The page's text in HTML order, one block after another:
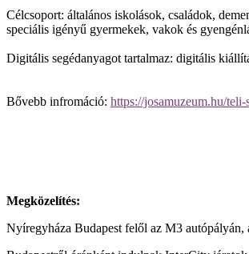
Célcsoport: általános iskolások, családok,
speciális igényű gyermekek, vakok és
Digitális segédanyagot tartalmaz: digitális
Bővebb infromáció: https://josamuzeum.hu/
Megközelítés:
Nyíregyháza Budapest felől az M3 autópályán,